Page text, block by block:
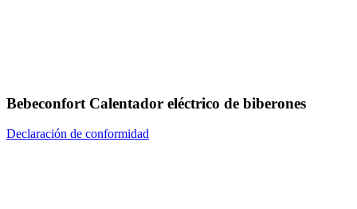
Bebeconfort Calentador eléctrico de biberones
Declaración de conformidad